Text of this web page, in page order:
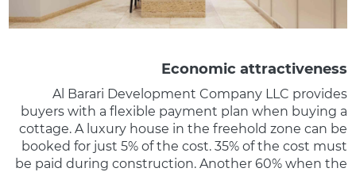
Economic attractiveness
Al Barari Development Company LLC provides
buyers with a flexible payment plan when buying a
cottage. A luxury house in the freehold zone can be
booked for just 5% of the cost. 35% of the cost must
be paid during construction. Another 60% when the